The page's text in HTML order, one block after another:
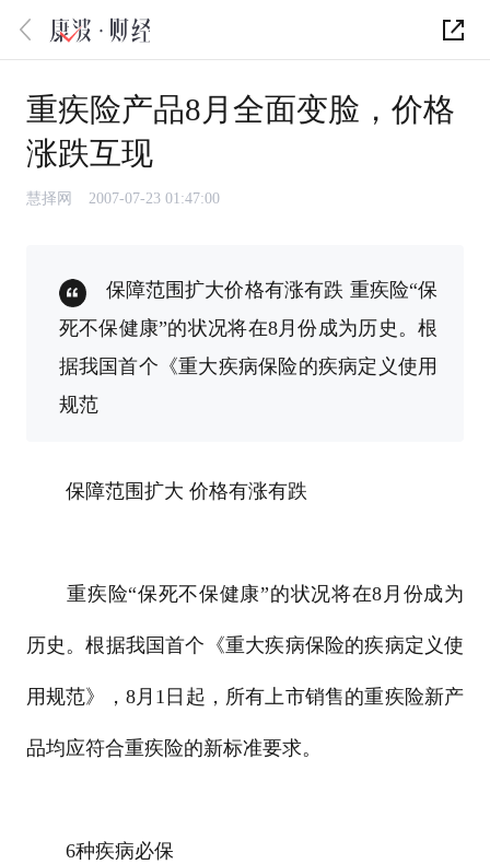
重疾险产品8月全面变脸，价格
涨跌互现
慧择网 2007-07-23 01:47:00
保障范围扩大价格有涨有跌 重疾险“保
死不保健康”的状况将在8月份成为历史。根
据我国首个《重大疾病保险的疾病定义使用
规范
保障范围扩大 价格有涨有跌
重疾险“保死不保健康”的状况将在8月份成为
历史。根据我国首个《重大疾病保险的疾病定义使
用规范》，8月1日起，所有上市销售的重疾险新产
品均应符合重疾险的新标准要求。
6种疾病必保